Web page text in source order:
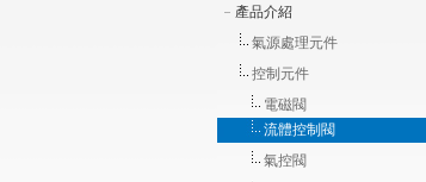
產品介紹
氣源處理元件
控制元件
電磁閥
流體控制閥
氣控閥